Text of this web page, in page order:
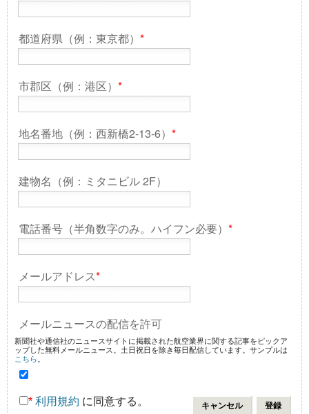
都道府県（例：東京都） *
市郡区（例：港区） *
地名番地（例：西新橋2-13-6） *
建物名（例：ミタニビル 2F）
電話番号（半角数字のみ。ハイフン必要） *
メールアドレス*
メールニュースの配信を許可
新聞社や通信社のニュースサイトに掲載された航空業界に関する記事をピックア
ップした無料メールニュース。土日祝日を除き毎日配信しています。サンプルは
こちら
* 利用規約 に同意する。